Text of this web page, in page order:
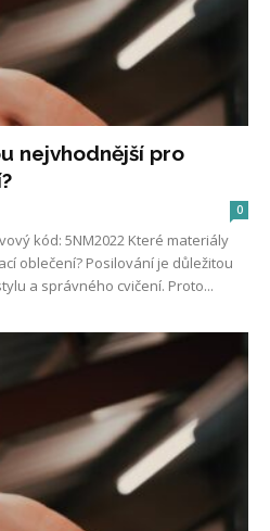
nejvhodnější pro
0
kód: 5NM2022 Které materiály
oblečení? Posilování je důležitou
a správného cvičení. Proto...